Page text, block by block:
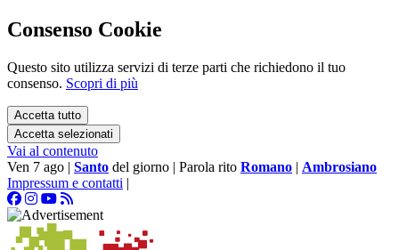
Consenso Cookie
Questo sito utilizza servizi di terze parti che richiedono il tuo
consenso. Scopri di più
Accetta tutto
Accetta selezionati
Vai al contenuto
Ven 7 ago | Santo del giorno | Parola rito Romano | Ambrosiano
Impressum e contatti |